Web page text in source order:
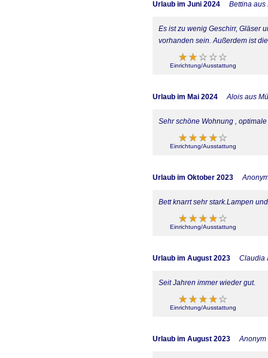
Urlaub im Juni 2024 Bettina aus
Es ist zu wenig Geschirr, Gläser
vorhanden sein. Außerdem ist
Einrichtung/Ausstattung
Urlaub im Mai 2024 Alois aus
Sehr schöne Wohnung ,
Einrichtung/Ausstattung
Urlaub im Oktober 2023
Bett knarrt sehr stark.Lampen
Einrichtung/Ausstattung
Urlaub im August 2023 Claudia
Seit Jahren immer wieder gut.
Einrichtung/Ausstattung
Urlaub im August 2023 Anonym